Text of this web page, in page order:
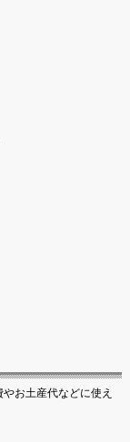
お土産代などに使え